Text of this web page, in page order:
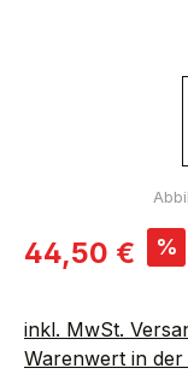
Verkaufspreis:
44,50 € %
inkl. MwSt.
Warenwert in der